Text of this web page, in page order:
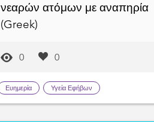
νεαρών ατόμων με αναπηρία
(Greek)
0 0
Ευημερία Υγεία Εφήβων